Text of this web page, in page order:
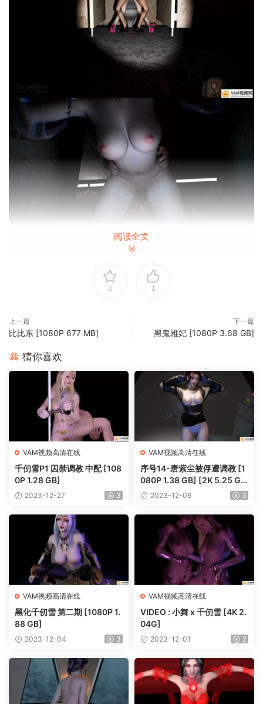
阅读全文
3 1
上一篇
比比东 [1080P 677 MB]
下一篇
黑鬼雅妃 [1080P 3.68 GB]
猜你喜欢
VAM视频高清在线
千仞雪P1 囚禁调教 中配 [108
0P 1.28 GB]
2023-12-27 3
VAM视频高清在线
序号14-唐紫尘被俘遭调教 [1
080P 1.38 GB] [2K 5.25 G
B] 2023-12-06 3
VAM视频高清在线
黑化千仞雪 第二期 [1080P 1.
88 GB]
2023-12-04 3
VAM视频高清在线
VIDEO : 小舞 x 千仞雪 [4K 2.
04G]
2023-12-01 2